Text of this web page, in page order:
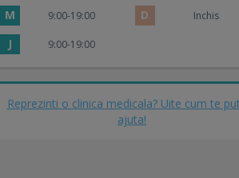
M 9:00-19:00 D Inchis
J 9:00-19:00
Reprezinti o clinica medicala? Uite cum te
ajuta!